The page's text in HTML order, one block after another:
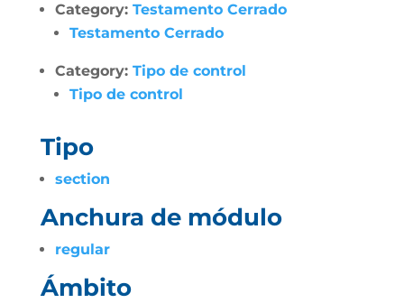
Category: Testamento Cerrado
Testamento Cerrado
Category: Tipo de control
Tipo de control
Tipo
section
Anchura de módulo
regular
Ámbito